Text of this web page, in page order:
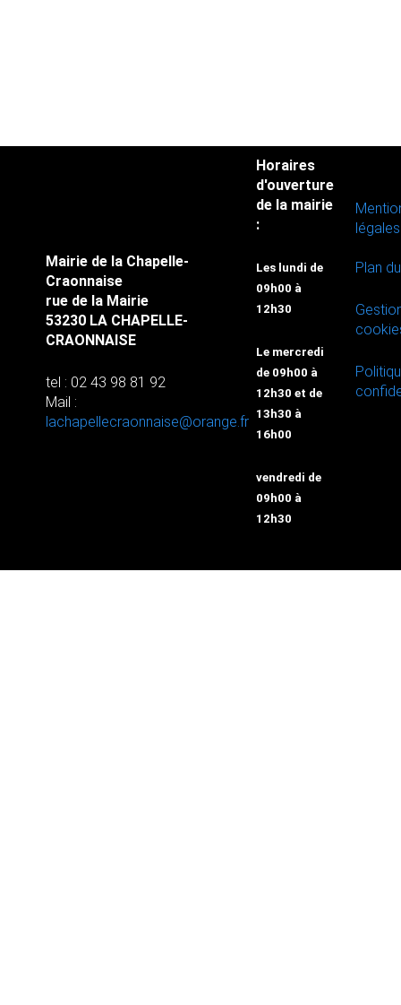
Mairie de la Chapelle-
Craonnaise
rue de la Mairie
53230 LA CHAPELLE-
CRAONNAISE
tel : 02 43 98 81 92
Mail :
lachapellecraonnaise@orange.fr
Horaires
d'ouverture
de la mairie
:
Les lundi de
09h00 à
12h30
Le mercredi
de 09h00 à
12h30 et de
13h30 à
16h00
vendredi de
09h00 à
12h30
légales
Plan